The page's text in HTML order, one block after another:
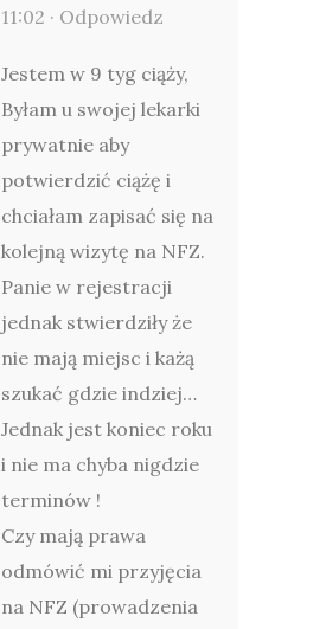
11:02 · Odpowiedz
Jestem w 9 tyg ciąży,
Byłam u swojej lekarki
prywatnie aby
potwierdzić ciążę i
chciałam zapisać się na
kolejną wizytę na NFZ.
Panie w rejestracji
jednak stwierdziły że
nie mają miejsc i każą
szukać gdzie indziej…
Jednak jest koniec roku
i nie ma chyba nigdzie
terminów !
Czy mają prawa
odmówić mi przyjęcia
na NFZ (prowadzenia